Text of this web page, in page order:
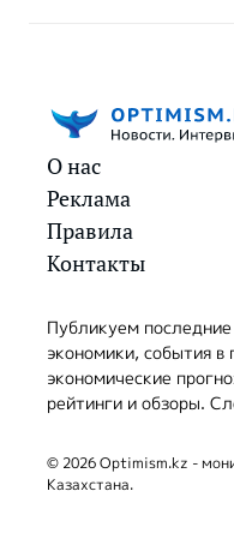
О нас
Реклама
Правила
Контакты
Публикуем
экономики, события
экономические
рейтинги и обзоры.
© 2026 Optimism.kz -
Казахстана.